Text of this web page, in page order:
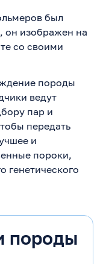
был
он изображен на
со своими
породы
ведут
пар и
передать
и
пороки,
генетического
породы